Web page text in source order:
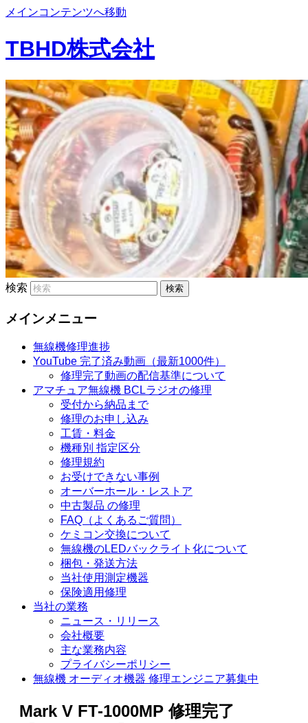
メインコンテンツへ移動
TBHD株式会社
検索
メインメニュー
無線機修理進捗
YouTube 完了済み動画（最新1000件）
修理完了動画の配信基準について
アマチュア無線機 BCLラジオの修理
受付から納品まで
修理のお申し込み
工賃・料金
機種別 指定区分
修理規約
お受けできない事例
オーバーホール・レストア
中古製品 の修理
FAQ（よくあるご質問）
ケミコン交換について
無線機のLEDバックライト化について
梱包・発送方法
当社使用測定機器
保険適用修理
当社の業務
ニュース・リリース
会社概要
主な業務内容
プライバシーポリシー
無線機 オーディオ機器 修理エンジニア募集中
Mark V FT-1000MP 修理完了